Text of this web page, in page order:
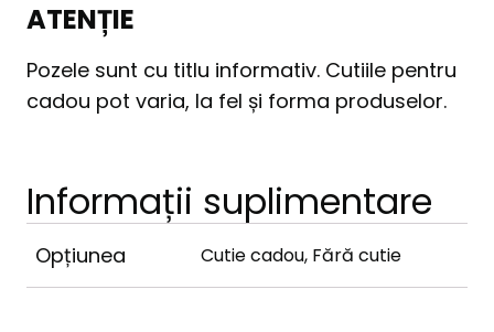
ATENȚIE
Pozele sunt cu titlu informativ. Cutiile pentru
cadou pot varia, la fel și forma produselor.
Informații suplimentare
Opțiunea Cutie cadou, Fără cutie